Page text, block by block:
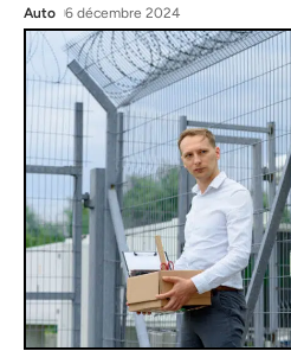
Auto 6 décembre 2024